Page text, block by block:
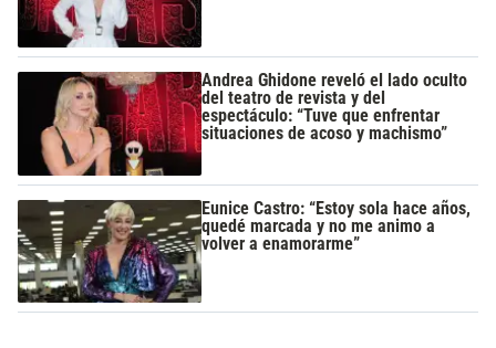
Andrea Ghidone reveló el lado oculto
del teatro de revista y del
espectáculo: “Tuve que enfrentar
situaciones de acoso y machismo”
Eunice Castro: “Estoy sola hace años,
quedé marcada y no me animo a
volver a enamorarme”